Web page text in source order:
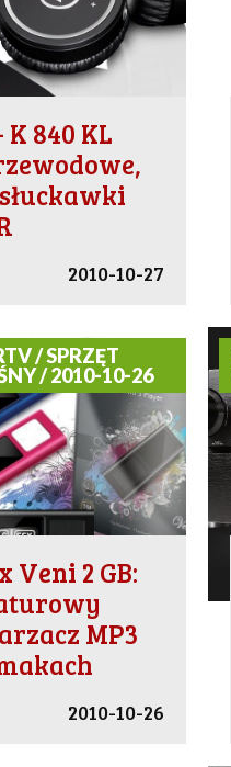
K 840 KL
2010-10-27
/ SPRZĘT
/ 2010-10-26
Veni 2 GB:
MP3
2010-10-26